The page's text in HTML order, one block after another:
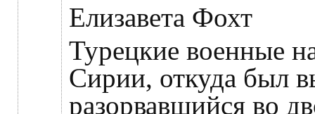
Елизавета Фохт
Турецкие военные
Сирии, откуда был
разорвавшийся во